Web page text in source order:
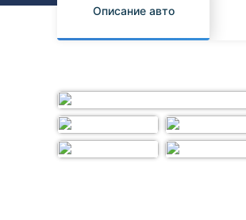
Subaru
Описание авто